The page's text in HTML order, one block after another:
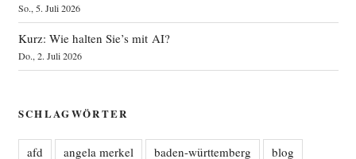
So., 5. Juli 2026
Kurz: Wie halten Sie’s mit AI?
Do., 2. Juli 2026
SCHLAGWÖRTER
afd angela merkel baden-württemberg blog